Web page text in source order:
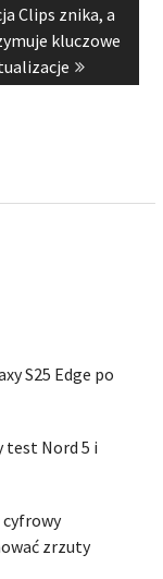
Clips znika, a
kluczowe
S25 Edge po
test Nord 5 i
zrzuty